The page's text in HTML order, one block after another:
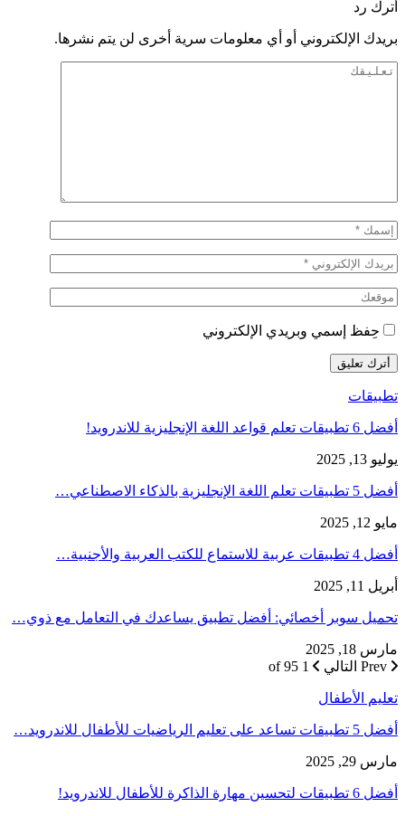
أترك رد
بريدك الإلكتروني أو أي معلومات سرية أخرى لن يتم نشرها.
حِفظ إسمي وبريدي الإلكتروني
تطبيقات
أفضل 6 تطبيقات تعلم قواعد اللغة الإنجليزية للاندرويد!
يوليو 13, 2025
أفضل 5 تطبيقات تعلم اللغة الإنجليزية بالذكاء الاصطناعي…
مايو 12, 2025
أفضل 4 تطبيقات عربية للاستماع للكتب العربية والأجنبية…
أبريل 11, 2025
تحميل سوبر أخصائي: أفضل تطبيق يساعدك في التعامل مع ذوي…
مارس 18, 2025
التالي 1 of 95
تعليم الأطفال
أفضل 5 تطبيقات تساعد على تعليم الرياضيات للأطفال للاندرويد…
مارس 29, 2025
أفضل 6 تطبيقات لتحسين مهارة الذاكرة للأطفال للاندرويد!